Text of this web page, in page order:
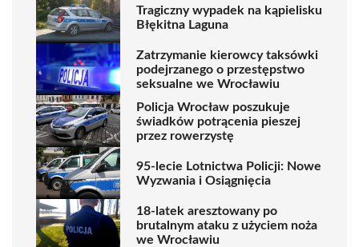
Tragiczny wypadek na kąpielisku
Błękitna Laguna
Zatrzymanie kierowcy taksówki
podejrzanego o przestępstwo
seksualne we Wrocławiu
Policja Wrocław poszukuje
świadków potrącenia pieszej
przez rowerzystę
95-lecie Lotnictwa Policji: Nowe
Wyzwania i Osiągnięcia
18-latek aresztowany po
brutalnym ataku z użyciem noża
we Wrocławiu